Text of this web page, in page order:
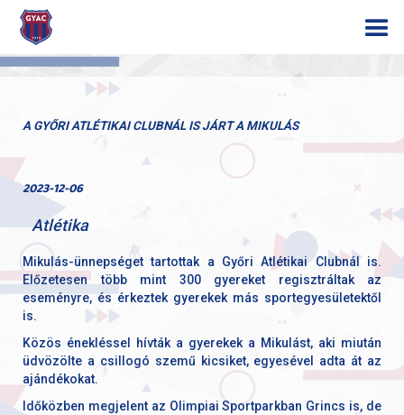
A GYŐRI ATLÉTIKAI CLUBNÁL IS JÁRT A MIKULÁS
2023-12-06
Atlétika
Mikulás-ünnepséget tartottak a Győri Atlétikai Clubnál is.
Előzetesen több mint 300 gyereket regisztráltak az
eseményre, és érkeztek gyerekek más sportegyesületektől
is.
Közös énekléssel hívták a gyerekek a Mikulást, aki miután
üdvözölte a csillogó szemű kicsiket, egyesével adta át az
ajándékokat.
Időközben megjelent az Olimpiai Sportparkban Grincs is, de